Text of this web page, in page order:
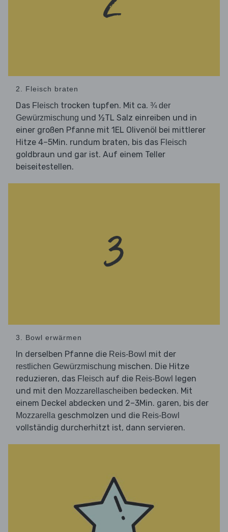
2. Fleisch braten
Das Fleisch trocken tupfen. Mit ca. ¾ der
Gewürzmischung und ½TL Salz einreiben und in
einer großen Pfanne mit 1EL Olivenöl bei mittlerer
Hitze 4–5Min. rundum braten, bis das Fleisch
goldbraun und gar ist. Auf einem Teller
beiseitestellen.
3. Bowl erwärmen
In derselben Pfanne die Reis-Bowl mit der
restlichen Gewürzmischung mischen. Die Hitze
reduzieren, das Fleisch auf die Reis-Bowl
legen
und mit den Mozzarellascheiben bedecken. Mit
einem Deckel abdecken und 2–3Min. garen, bis der
Mozzarella geschmolzen und die Reis-Bowl
vollständig durcherhitzt ist, dann servieren.